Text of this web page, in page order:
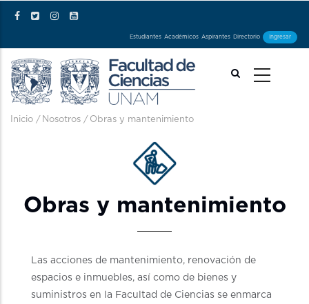
Ingresar
Directorio
Aspirantes
Académicos
Estudiantes
Ruta de navegación
Inicio / Nosotros / Obras y mantenimiento
Obras y mantenimiento
Las acciones de mantenimiento, renovación de
espacios e inmuebles, así como de bienes y
suministros en la Facultad de Ciencias se enmarca